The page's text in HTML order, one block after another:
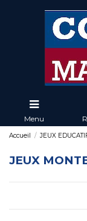
Menu
Accueil JEUX
JEUX